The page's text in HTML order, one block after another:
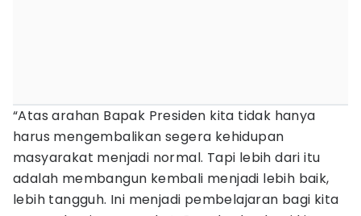
“Atas arahan Bapak Presiden kita tidak hanya
harus mengembalikan segera kehidupan
masyarakat menjadi normal. Tapi lebih dari itu
adalah membangun kembali menjadi lebih baik,
lebih tangguh. Ini menjadi pembelajaran bagi kita